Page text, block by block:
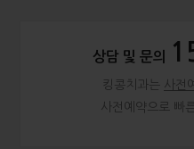
상담 및 문의
킹콩치과는 사전
사전예약으로 빠